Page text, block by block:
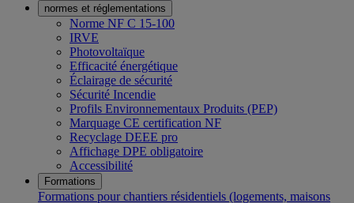
normes et réglementations
Norme NF C 15-100
IRVE
Photovoltaïque
Efficacité énergétique
Éclairage de sécurité
Sécurité Incendie
Profils Environnementaux Produits (PEP)
Marquage CE certification NF
Recyclage DEEE pro
Affichage DPE obligatoire
Accessibilité
Formations
Formations pour chantiers résidentiels (logements, maisons